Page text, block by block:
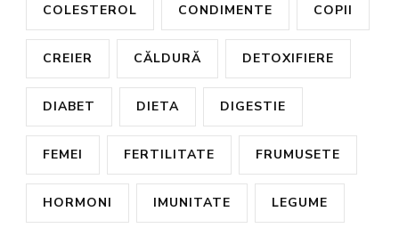
COLESTEROL CONDIMENTE COPII
CREIER CĂLDURĂ DETOXIFIERE
DIABET DIETA DIGESTIE
FEMEI FERTILITATE FRUMUSETE
HORMONI IMUNITATE LEGUME